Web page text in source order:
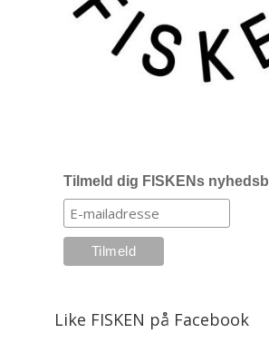
Tilmeld dig FISKENs
Like FISKEN på Facebook